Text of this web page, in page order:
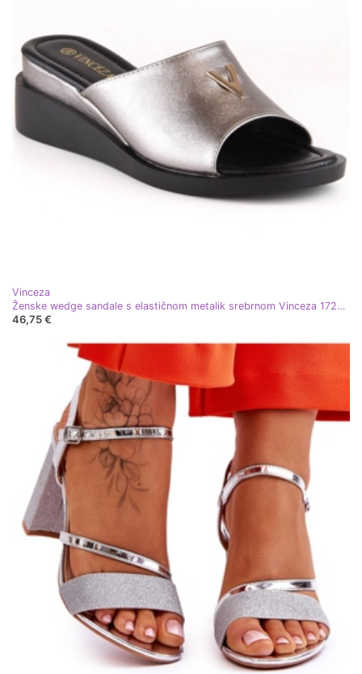
Vinceza
Ženske wedge sandale s elastičnom metalik srebrnom Vinceza 17247 srebro
46,75 €